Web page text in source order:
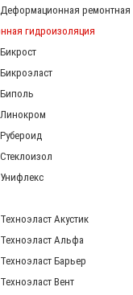
Деформационная ремонтная
гидроизоляция
Бикрост
Бикроэласт
Биполь
Линокром
Рубероид
Стеклоизол
Унифлекс
Техноэласт Акустик
Техноэласт Альфа
Техноэласт Барьер
Техноэласт Вент